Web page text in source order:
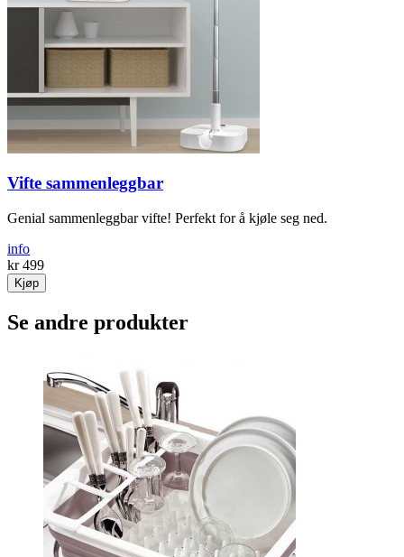
Vifte sammenleggbar
Genial sammenleggbar vifte! Perfekt for å kjøle seg ned.
info
kr 499
Kjøp
Se andre produkter